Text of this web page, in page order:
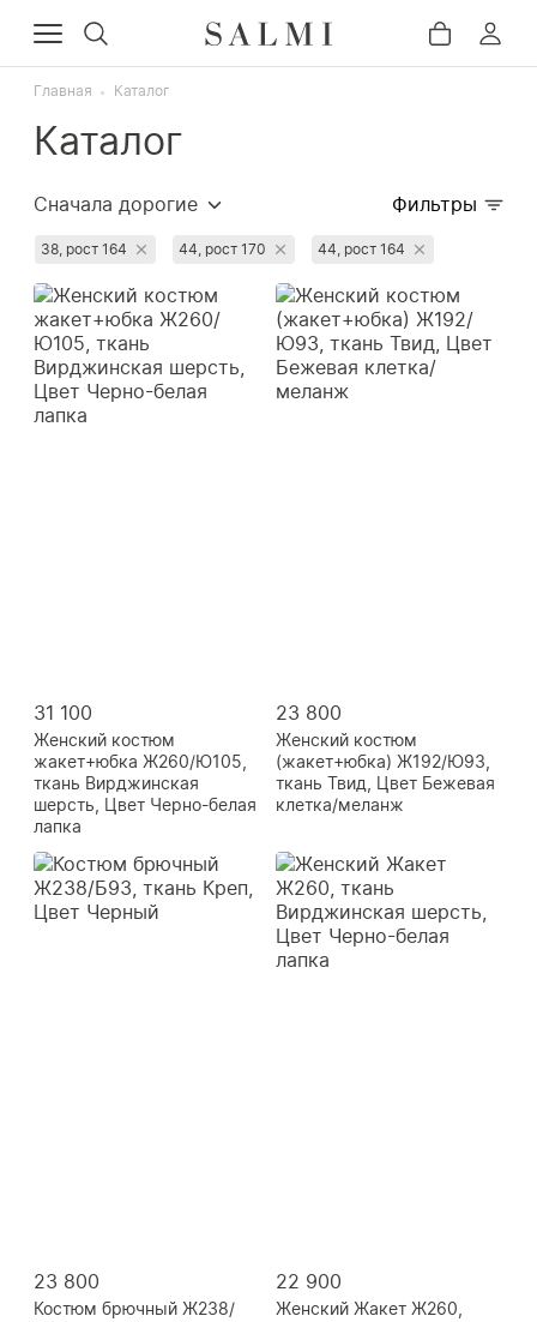
Главная Каталог
Каталог
Сначала дорогие
Сначала популярные
Недавно добавленные
Сначала со скидкой
Фильтры
38, рост 164 44, рост 170 44, рост 164
31 100
Женский костюм
жакет+юбка Ж260/Ю105,
ткань Вирджинская
шерсть, Цвет Черно-белая
лапка
23 800
Женский костюм
(жакет+юбка) Ж192/Ю93,
ткань Твид, Цвет Бежевая
клетка/меланж
23 800
Костюм брючный Ж238/
22 900
Женский Жакет Ж260,